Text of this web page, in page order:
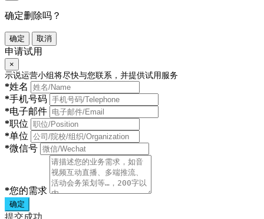
确定删除吗？
确定 取消
申请试用
×
示说运营小组将尽快与您联系，并提供试用服务
*姓名
*手机号码
*电子邮件
*职位
*单位
*微信号
*您的需求
确定